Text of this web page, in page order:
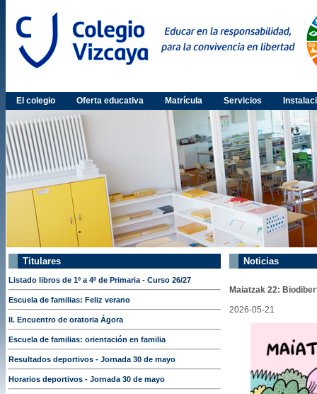
El colegio Oferta educativa Matrícula Servicios
Titulares
Listado libros de 1º a 4º de Primaria - Curso 26/27
Escuela de familias: Feliz verano
II. Encuentro de oratoria Ágora
Escuela de familias: orientación en familia
Resultados deportivos - Jornada 30 de mayo
Horarios deportivos - Jornada 30 de mayo
Noticias
Maiatzak 22:
2026-05-21